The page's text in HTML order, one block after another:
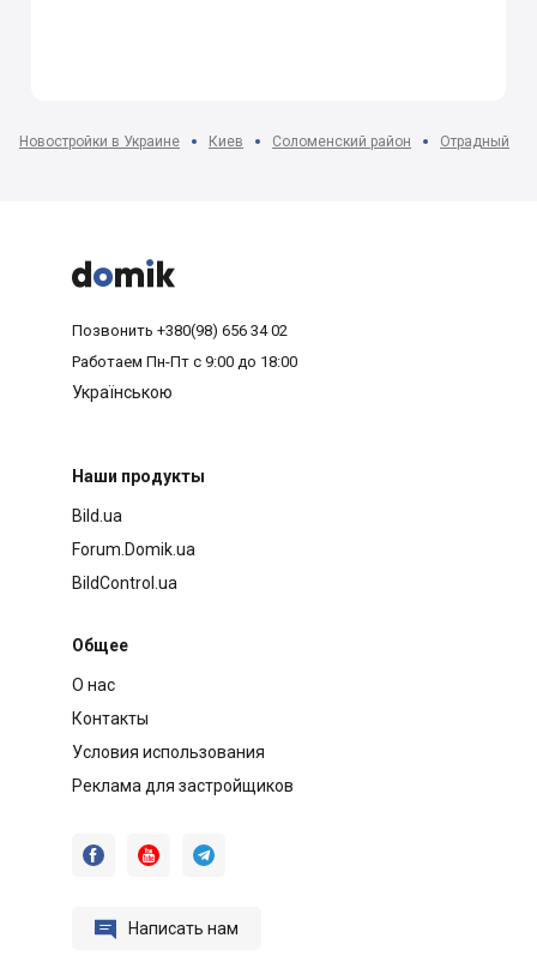
Новостройки в Украине Киев Соломенский район Отрадный



Позвонить +380(98) 656 34 02
Работаем Пн-Пт с 9:00 до 18:00
Українською
Наши продукты
Bild.ua
Forum.Domik.ua
BildControl.ua
Общее
О нас
Контакты
Условия использования
Реклама для застройщиков
  
 Написать нам